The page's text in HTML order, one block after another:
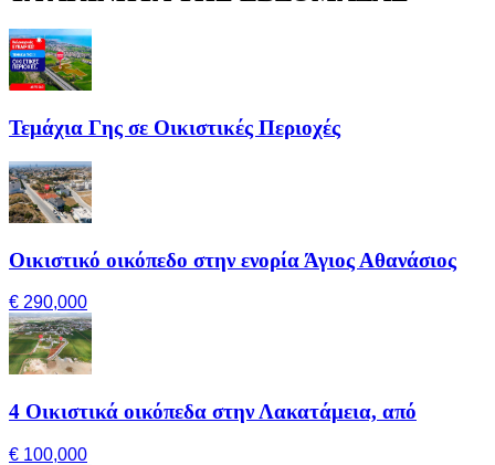
Τεμάχια Γης σε Οικιστικές Περιοχές
Οικιστικό οικόπεδο στην ενορία Άγιος Αθανάσιος
€ 290,000
4 Οικιστικά οικόπεδα στην Λακατάμεια, από
€ 100,000